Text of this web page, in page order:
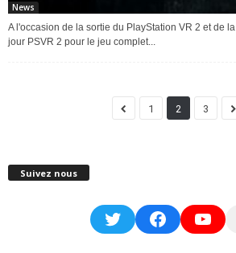
News
A l'occasion de la sortie du PlayStation VR 2 et de
jour PSVR 2 pour le jeu complet...
1 2 3
Suivez nous
TwitterFacebook